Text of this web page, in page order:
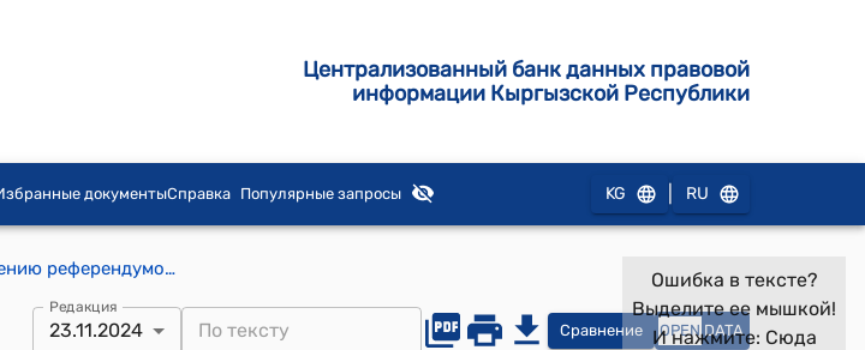
Централизованный банк данных правовой
информации Кыргызской Республики
документыСправка Популярные запросы KG RU
Постановление Центральной комиссии по выборам и проведению референдумов КР от 23 ноября 2024 года № 227 "О протоколе Баткенской территориальной избирательной комиссии о результатах выборов депутатов Ак-Сайского, Ак-Татырского, Алтын-Бешикского, Кара-Бакского, Самаркандекского, Суу-Башинского, Торт-Гулского айылных кенешей Баткенского района Баткенской области, состоявшихся 17 ноября 2024 года"
Редакция
23.11.2024 Сравнение OPEN DATA
Ошибка в тексте?
Выделите ее мышкой!
И нажмите: Сюда